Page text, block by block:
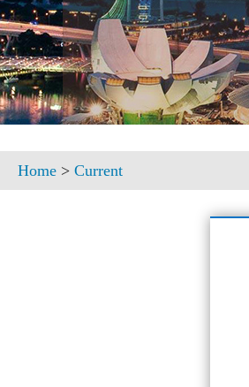
Home > Current